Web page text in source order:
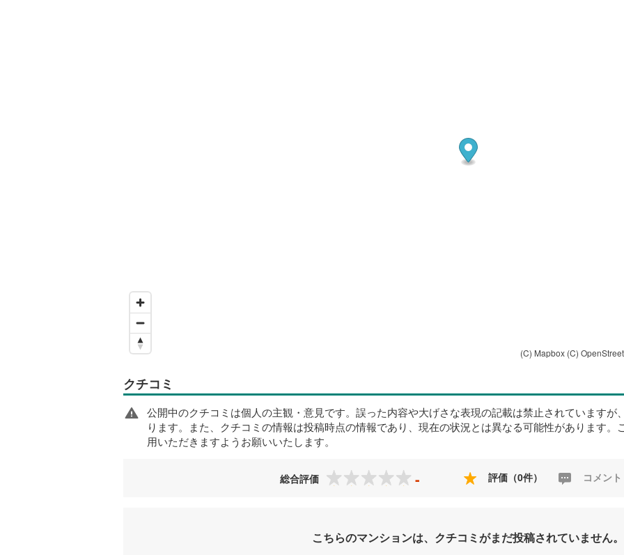
(C) Mapbox (C)
クチコミ
公開中のクチコミは個人の主観・意見です。誤った内容や大げさな表現の記載は禁止されていますが
ります。また、クチコミの情報は投稿時点の情報であり、現在の状況とは異なる可能性があります
用いただきますようお願いいたします。
総合評価 - 評価（0件） コメント
こちらのマンションは、クチコミがまだ投稿されていません。